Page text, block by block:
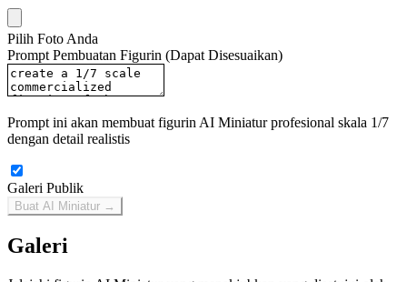
Galeri Publik
Buat AI Miniatur →
Galeri
Jelajahi figurin AI Miniatur yang menakjubkan yang disetujui oleh
tim moderasi kami
Belum ada gambar publik yang tersedia. Jadilah yang pertama
membuat dan berbagi!